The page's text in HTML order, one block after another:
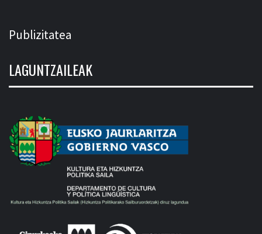
Publizitatea
LAGUNTZAILEAK